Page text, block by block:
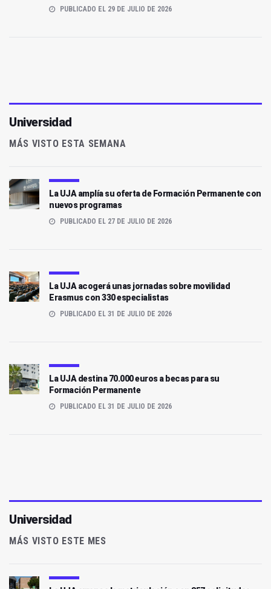
PUBLICADO EL 29 DE JULIO DE 2026
Universidad
MÁS VISTO ESTA SEMANA
La UJA amplía su oferta de Formación Permanente con
nuevos programas
PUBLICADO EL 27 DE JULIO DE 2026
La UJA acogerá unas jornadas sobre movilidad
Erasmus con 330 especialistas
PUBLICADO EL 31 DE JULIO DE 2026
La UJA destina 70.000 euros a becas para su
Formación Permanente
PUBLICADO EL 31 DE JULIO DE 2026
Universidad
MÁS VISTO ESTE MES